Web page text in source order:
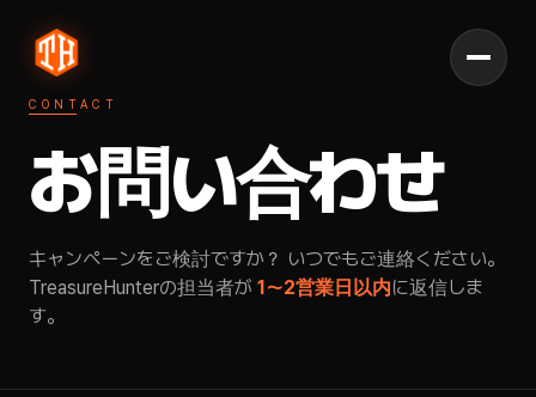
CONTACT
お問い合わせ
キャンペーンをご検討ですか？ いつでもご連絡ください。
TreasureHunterの担当者が 1〜2営業日以内に返信しま
す。